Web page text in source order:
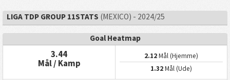
LIGA TDP GROUP 11STATS (MEXICO) - 2024/25
Goal Heatmap
3.44
Mål / Kamp
2.12Mål (Hjemme)
1.32Mål (Ude)